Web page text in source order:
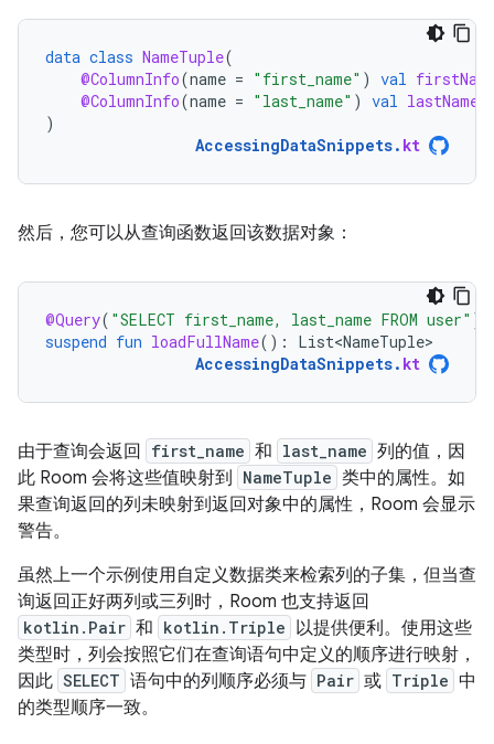
data class NameTuple(
@ColumnInfo(name = "first_name" ) val
@ColumnInfo(name = "last_name" ) val lastName
)
AccessingDataSnippets. kt
然后，您可以从查询函数返回该数据对象：
@Query( "SELECT first_name, last_name FROM user" )
suspend fun loadFullName():
List<NameTuple>
AccessingDataSnippets. kt
由于查询会返回 first_name 和 last_name 列的值，因
此 Room 会将这些值映射到
NameTuple 类中的属性。如
果查询返回的列未映射到返回对象中的属性，Room 会显示
警告。
虽然上一个示例使用自定义数据类来检索列的子集，但当查
询返回正好两列或三列时，Room 也支持返回
kotlin.Pair 和 kotlin.Triple 以提供便利。使用这些
类型时，列会按照它们在查询语句中定义的顺序进行映射，
因此 SELECT 语句中的列顺序必须与 Pair 或 Triple 中
的类型顺序一致。